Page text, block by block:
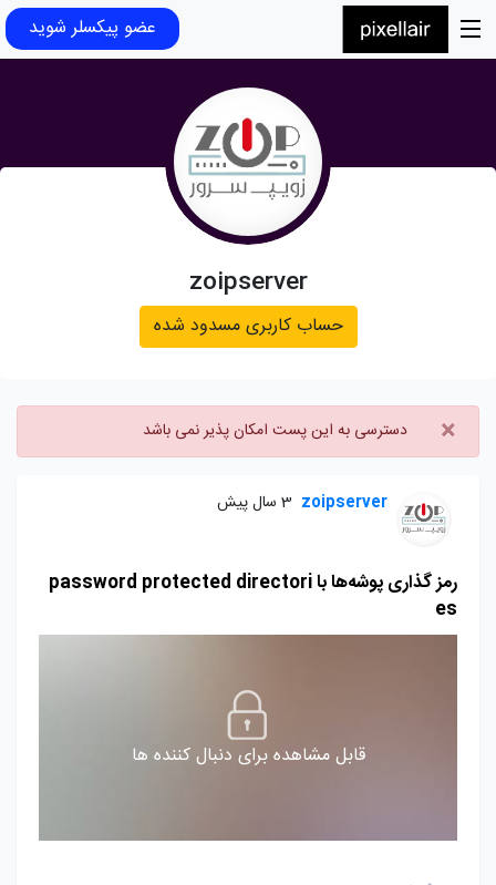
عضو پیکسلر شوید
zoipserver
حساب کاربری مسدود شده
× دسترسی به این پست امکان پذیر نمی باشد
zoipserver 3 سال پیش
رمز گذاری پوشه‌ها با password protected directori
es
قابل مشاهده برای دنبال کننده ها